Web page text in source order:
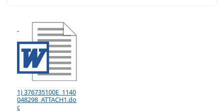
1) 376735100E_1140
048298_ATTACH1.do
c